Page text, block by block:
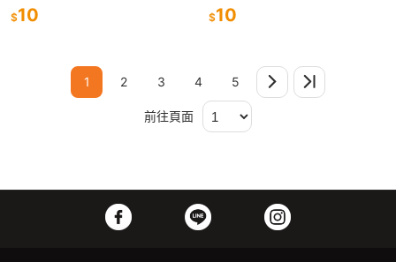
innova corona
$10
v mondeo tierra
$10
1 2 3 4 5
前往頁面